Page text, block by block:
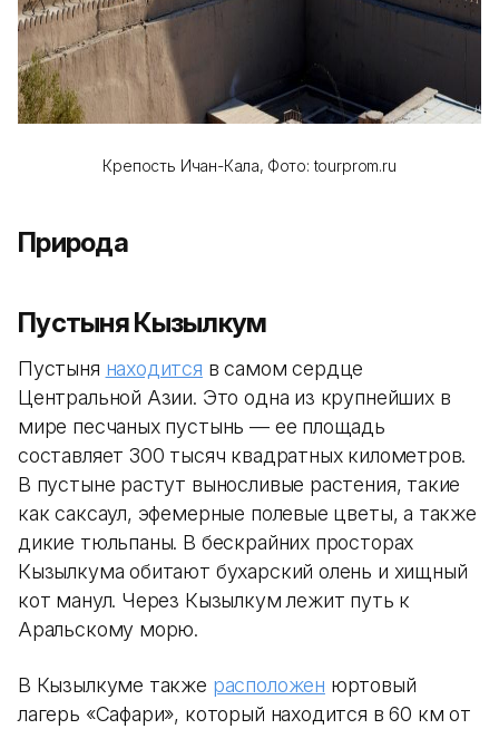
Крепость Ичан-Кала, Фото: tourprom.ru
Природа
Пустыня Кызылкум
Пустыня находится в самом сердце
Центральной Азии. Это одна из крупнейших в
мире песчаных пустынь — ее площадь
составляет 300 тысяч квадратных километров.
В пустыне растут выносливые растения, такие
как саксаул, эфемерные полевые цветы, а также
дикие тюльпаны. В бескрайних просторах
Кызылкума обитают бухарский олень и хищный
кот манул. Через Кызылкум лежит путь к
Аральскому морю.
В Кызылкуме также расположен юртовый
лагерь «Сафари», который находится в 60 км от